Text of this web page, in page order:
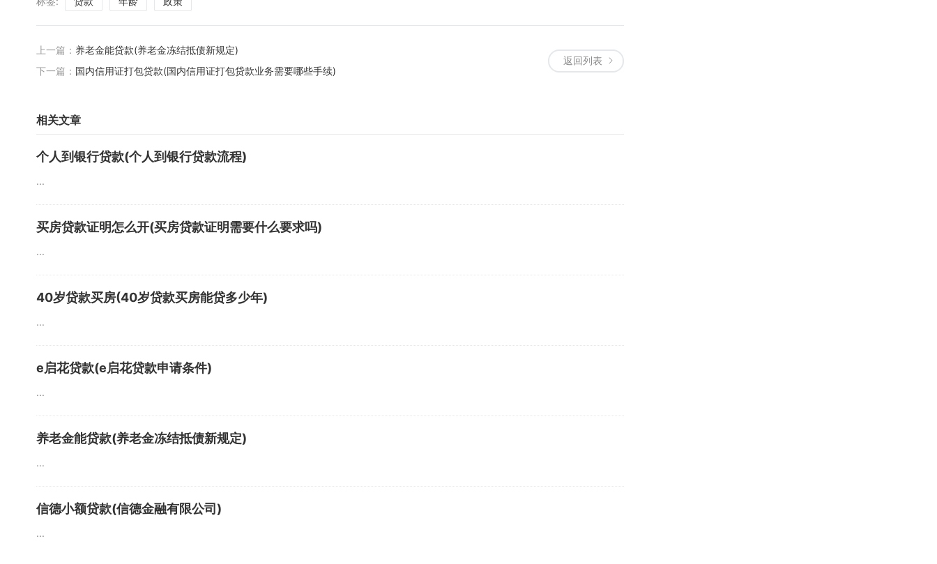
返回列表
上一篇： 养老金能贷款(养老金冻结抵债新规定)
下一篇： 国内信用证打包贷款(国内信用证打包贷款业务需要哪些手续)
相关文章
个人到银行贷款(个人到银行贷款流程)
...
买房贷款证明怎么开(买房贷款证明需要什么要求吗)
...
40岁贷款买房(40岁贷款买房能贷多少年)
...
e启花贷款(e启花贷款申请条件)
...
养老金能贷款(养老金冻结抵债新规定)
...
信德小额贷款(信德金融有限公司)
...